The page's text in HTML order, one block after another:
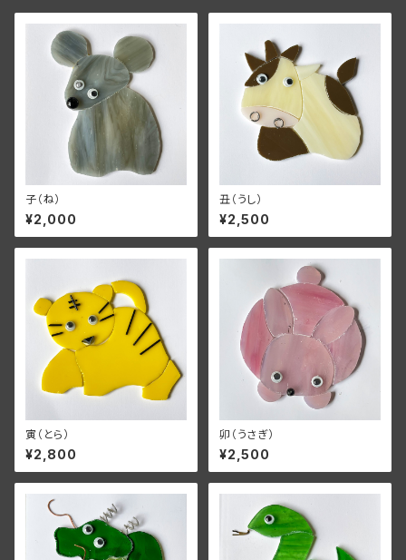
子（ね）
¥2,000
丑（うし）
¥2,500
寅（とら）
¥2,800
卯（うさぎ）
¥2,500